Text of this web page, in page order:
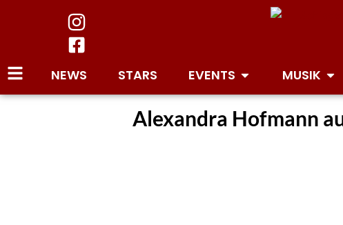
NEWS STARS EVENTS MUSIK
Alexandra Hofmann